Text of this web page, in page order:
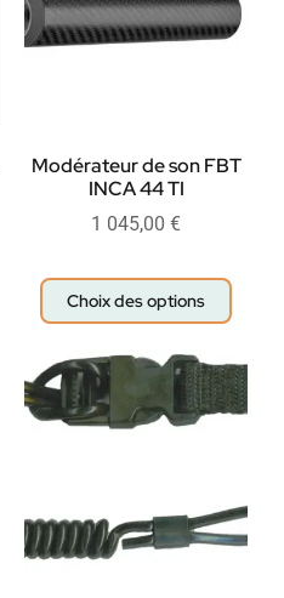
Modérateur de son FBT
INCA 44 TI
1 045,00 €
Choix des options